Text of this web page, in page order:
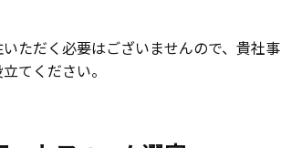
ただく必要はございませんので、貴社事
てください。